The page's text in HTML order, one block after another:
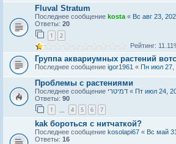
Fluval Stratum
Последнее сообщение kosta « Вс авг 23,
Ответы: 20
1 2
Рейтинг:
Группа аквариумных растений
Последнее сообщение igor1961 « Пн июл 27,
Проблемы с растениями
Последнее сообщение דמיטרי « Пт июл 24,
Ответы: 90
1 4 5 6 7
kak бороться с нитчаткой?
Последнее сообщение kosolapi67 « Вс май
Ответы: 16